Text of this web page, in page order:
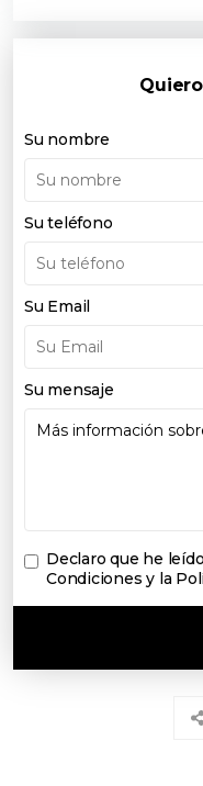
Su nombre
Su teléfono
Su Email
Su mensaje
Declaro que he
Condiciones y la